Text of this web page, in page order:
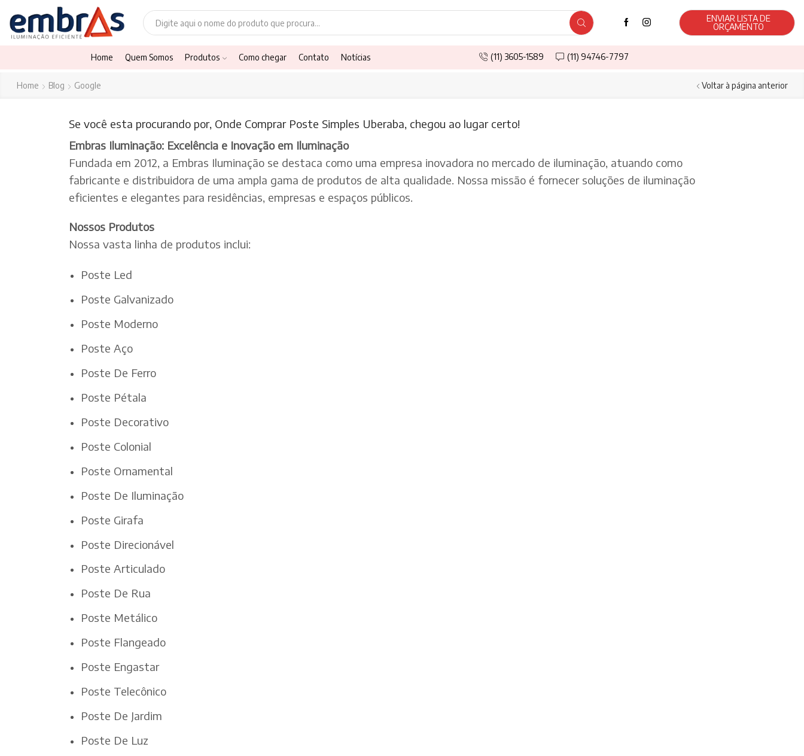
ENVIAR LISTA DE
ORÇAMENTO
Home Quem Somos Produtos Como chegar Contato Notícias (11) 3605-1589 (11) 94746-7797
Voltar à página anterior
Home Blog Google
Se você esta procurando por, Onde Comprar Poste Simples Uberaba, chegou ao lugar certo!
Embras Iluminação: Excelência e Inovação em Iluminação
Fundada em 2012, a Embras Iluminação se destaca como uma empresa inovadora no mercado de iluminação, atuando como
fabricante e distribuidora de uma ampla gama de produtos de alta qualidade. Nossa missão é fornecer soluções de iluminação
eficientes e elegantes para residências, empresas e espaços públicos.
Nossos Produtos
Nossa vasta linha de produtos inclui:
Poste Led
Poste Galvanizado
Poste Moderno
Poste Aço
Poste De Ferro
Poste Pétala
Poste Decorativo
Poste Colonial
Poste Ornamental
Poste De Iluminação
Poste Girafa
Poste Direcionável
Poste Articulado
Poste De Rua
Poste Metálico
Poste Flangeado
Poste Engastar
Poste Telecônico
Poste De Jardim
Poste De Luz